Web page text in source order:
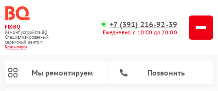
FIX-BQ
Ремонт устройств BQ
Специализированный
cервисный центр г.
Красноярск
+7 (391) 216-92-39
Ежедневно, с 10:00 до 20:00
Мы ремонтируем Позвонить